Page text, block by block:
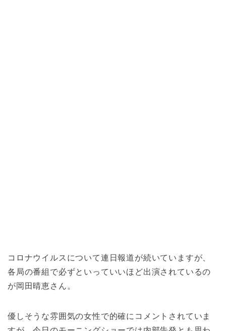
コロナウイルスについて連日報道が続いていますが、
各局の番組で必ずといっていいほど出演されているの
が岡田晴恵さん。
優しそうな雰囲気の女性で的確にコメントされていま